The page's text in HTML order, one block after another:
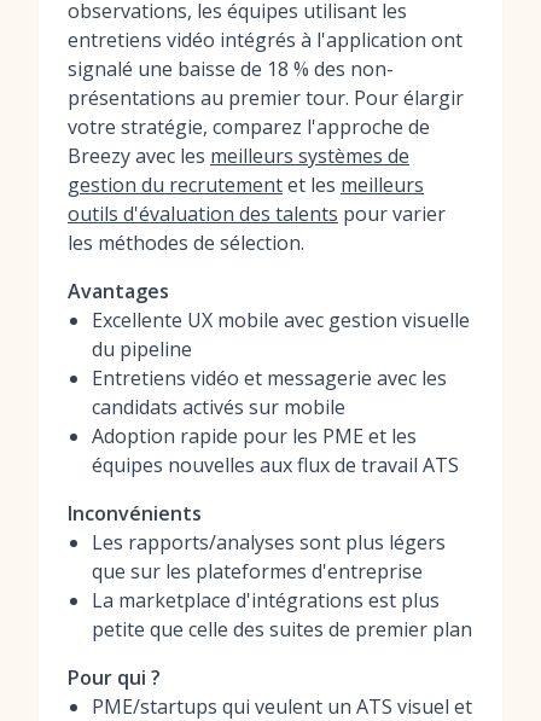
observations, les équipes utilisant les
entretiens vidéo intégrés à l'application ont
signalé une baisse de 18 % des non-
présentations au premier tour. Pour élargir
votre stratégie, comparez l'approche de
Breezy avec les meilleurs systèmes de
gestion du recrutementet les meilleurs
outils d'évaluation des talents pour varier
les méthodes de sélection.
Avantages
Excellente UX mobile avec gestion visuelle
du pipeline
Entretiens vidéo et messagerie avec les
candidats activés sur mobile
Adoption rapide pour les PME et les
équipes nouvelles aux flux de travail ATS
Inconvénients
Les rapports/analyses sont plus légers
que sur les plateformes d'entreprise
La marketplace d'intégrations est plus
petite que celle des suites de premier plan
Pour qui ?
PME/startups qui veulent un ATS visuel et